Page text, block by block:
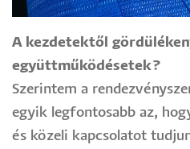
A kezdetektől
együttműködésetek?
Szerintem a
egyik legfontosabb az,
és közeli kapcsolatot